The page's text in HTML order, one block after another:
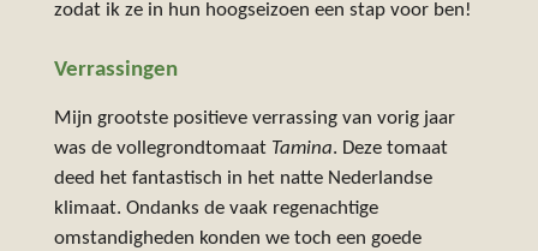
zodat ik ze in hun hoogseizoen een stap voor ben!
Verrassingen
Mijn grootste positieve verrassing van vorig jaar
was de vollegrondtomaat Tamina. Deze tomaat
deed het fantastisch in het natte Nederlandse
klimaat. Ondanks de vaak regenachtige
omstandigheden konden we toch een goede